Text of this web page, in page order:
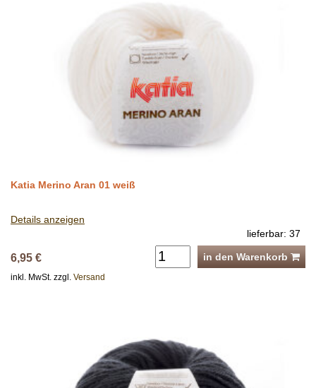
Katia Merino Aran 01 weiß
Details anzeigen
lieferbar: 37
6,95 € in den Warenkorb
inkl. MwSt. zzgl. Versand